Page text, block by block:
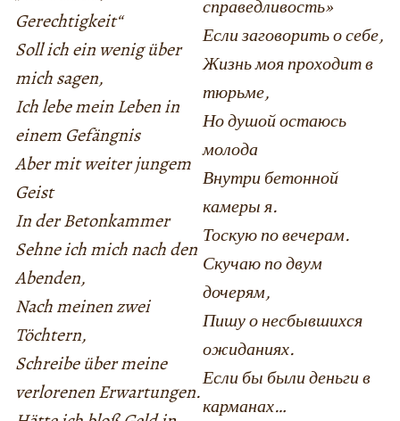
Gerechtigkeit“
Soll ich ein wenig über
mich sagen,
Ich lebe mein Leben in
einem Gefängnis
Aber mit weiter jungem
Geist
In der Betonkammer
Sehne ich mich nach den
Abenden,
Nach meinen zwei
Töchtern,
Schreibe über meine
verlorenen Erwartungen.
справедливость»
Если заговорить о себе,
Жизнь моя проходит в
тюрьме,
Но душой остаюсь
молода
Внутри бетонной
камеры я.
Тоскую по вечерам.
Скучаю по двум
дочерям,
Пишу о несбывшихся
ожиданиях.
Если бы были деньги в
карманах…